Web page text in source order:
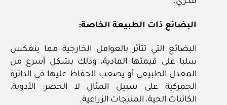
البضائع ذات الطبيعة الخاصة:
البضائع التي تتأثر بالعوامل الخارجية مما ينعكس
سلبا على قيمتها المادية، وذلك بشكل أسرع من
المعدل الطبيعي أو يصعب الحفاظ عليها في الدائرة
الجمركية على سبيل المثال لا الحصر: الأدوية،
الكائنات الحية، المنتجات الزراعية.